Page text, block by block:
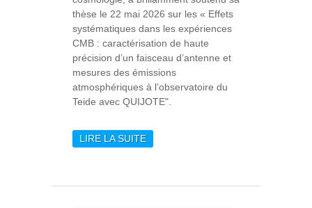
thèse le 22 mai 2026 sur les « Effets
systématiques dans les expériences
CMB : caractérisation de haute
précision d’un faisceau d’antenne et
mesures des émissions
atmosphériques à l’observatoire du
Teide avec QUIJOTE".
LIRE LA SUITEDE APOLLINE